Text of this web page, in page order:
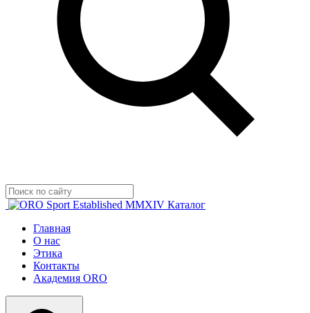
Established MMXIV Каталог
Главная
О нас
Этика
Контакты
Академия ORO